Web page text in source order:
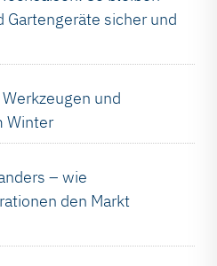
sicher und
und
Winter
– wie
den Markt